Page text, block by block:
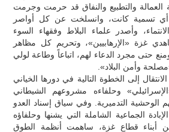
العمالة والتطبيع والنفاق قد حرمت وجرمت
تسمية كانت، وانسلخت عن كل أواصر
وأصدر علماء البلاط وفقهاء السوء
غزة «الإرهابيين»، وتحريم كل مظاهر
حتى مجرد الدعاء لهم، اتباعاً وطاعة لولي
وأمن البلاد».
إلى الخطوة التالية في دورها الخياني
وحلفاءه مشروعهم الشيطاني
الوحشية التدميرية. وفي سياق إسناد العدو
الجماعية الشاملة التي يشنها وحلفاؤه
من أبناء قطاع غزة، ساهمت أنظمة الطوق